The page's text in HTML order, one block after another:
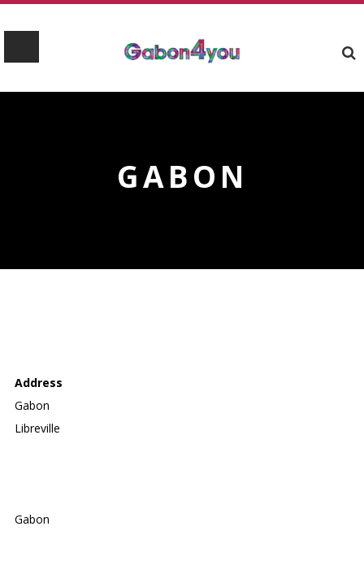
GABON
Address
Gabon
Libreville
Gabon